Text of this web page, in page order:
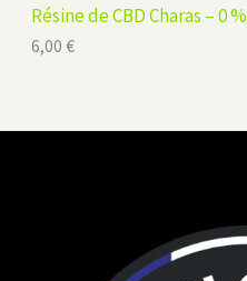
Résine de CBD Charas – 0
6,00 €